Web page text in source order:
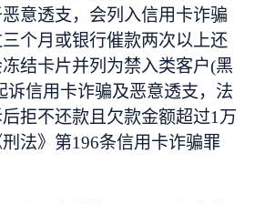
意透支，会列入信用卡诈骗
个月或银行催款两次以上还
结卡片并列为禁入类客户(黑
诉信用卡诈骗及恶意透支，法
拒不还款且欠款金额超过1万
法》第196条信用卡诈骗罪